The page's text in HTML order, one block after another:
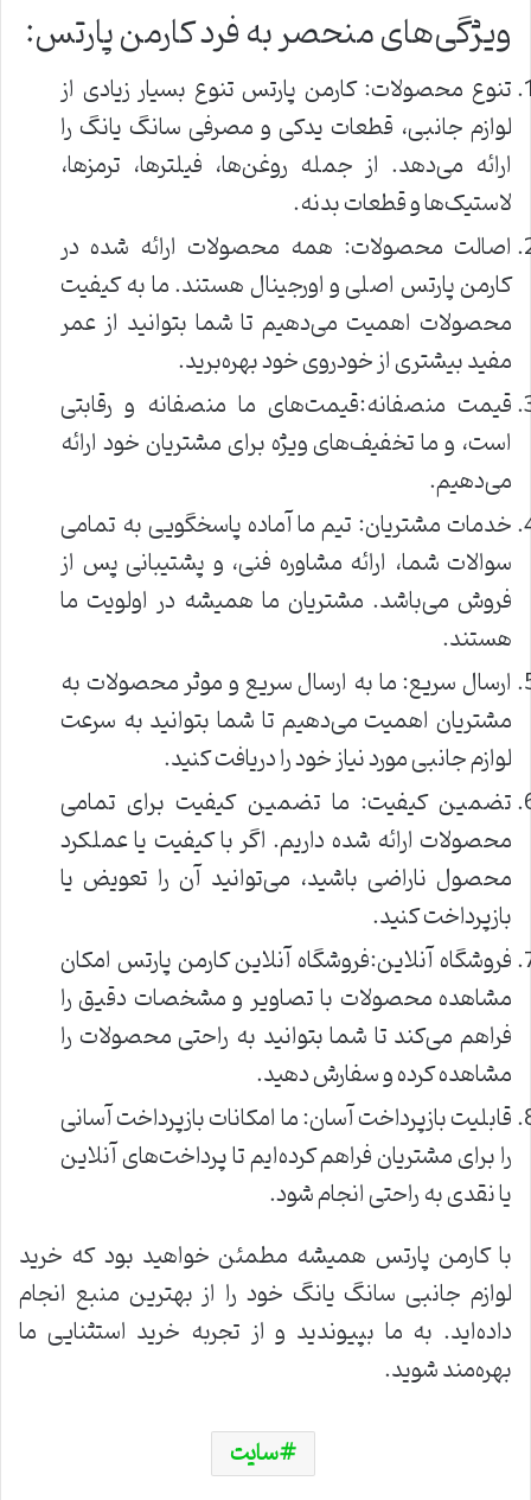
ویژگی‌های منحصر به فرد کارمن پارتس:
تنوع محصولات: کارمن پارتس تنوع بسیار زیادی از
لوازم جانبی، قطعات یدکی و مصرفی سانگ یانگ را
ارائه می‌دهد. از جمله روغن‌ها، فیلترها، ترمزها،
لاستیک‌ها و قطعات بدنه.
اصالت محصولات: همه محصولات ارائه شده در
کارمن پارتس اصلی و اورجینال هستند. ما به کیفیت
محصولات اهمیت می‌دهیم تا شما بتوانید از عمر
مفید بیشتری از خودروی خود بهره‌برید.
قیمت منصفانه:قیمت‌های ما منصفانه و رقابتی
است، و ما تخفیف‌های ویژه برای مشتریان خود ارائه
می‌دهیم.
خدمات مشتریان: تیم ما آماده پاسخگویی به تمامی
سوالات شما، ارائه مشاوره فنی، و پشتیبانی پس از
فروش می‌باشد. مشتریان ما همیشه در اولویت ما
هستند.
ارسال سریع: ما به ارسال سریع و موثر محصولات به
مشتریان اهمیت می‌دهیم تا شما بتوانید به سرعت
لوازم جانبی مورد نیاز خود را دریافت کنید.
تضمین کیفیت: ما تضمین کیفیت برای تمامی
محصولات ارائه شده داریم. اگر با کیفیت یا عملکرد
محصول ناراضی باشید، می‌توانید آن را تعویض یا
بازپرداخت کنید.
فروشگاه آنلاین:فروشگاه آنلاین کارمن پارتس امکان
مشاهده محصولات با تصاویر و مشخصات دقیق را
فراهم می‌کند تا شما بتوانید به راحتی محصولات را
مشاهده کرده و سفارش دهید.
قابلیت بازپرداخت آسان: ما امکانات بازپرداخت آسانی
را برای مشتریان فراهم کرده‌ایم تا پرداخت‌های آنلاین
یا نقدی به راحتی انجام شود.
با کارمن پارتس همیشه مطمئن خواهید بود که خرید
لوازم جانبی سانگ یانگ خود را از بهترین منبع انجام
داده‌اید. به ما بپیوندید و از تجربه خرید استثنایی ما
بهره‌مند شوید.
سایت